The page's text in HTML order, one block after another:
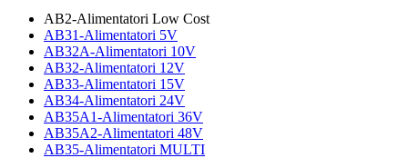
AB2-Alimentatori Low Cost
AB31-Alimentatori 5V
AB32A-Alimentatori 10V
AB32-Alimentatori 12V
AB33-Alimentatori 15V
AB34-Alimentatori 24V
AB35A1-Alimentatori 36V
AB35A2-Alimentatori 48V
AB35-Alimentatori MULTI